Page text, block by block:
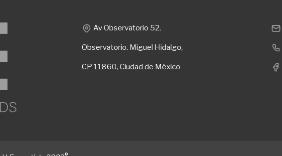
Av Observatorio 52,
Observatorio. Miguel Hidalgo,
CP 11860, Ciudad de México